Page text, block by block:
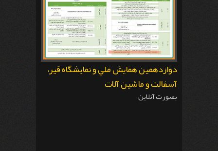
دوازدهمين همايش ملي و نمايشگاه قير،
آسفالت و ماشين آلات
بصورت آنلاين